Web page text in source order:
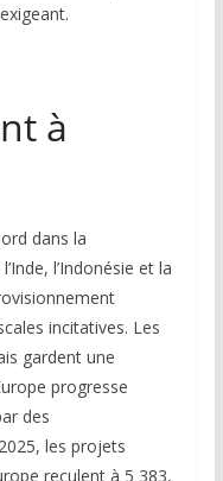
à
dans la
l’Indonésie et la
incitatives. Les
gardent une
progresse
des
les projets
reculent à 5 383,